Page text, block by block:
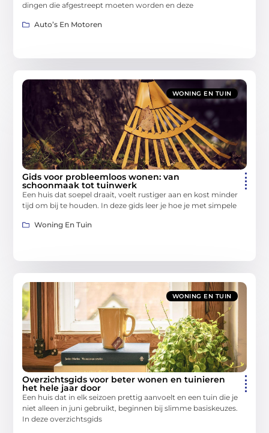
dingen die afgestreept moeten worden en deze
Auto’s En Motoren
WONING EN TUIN
Gids voor probleemloos wonen: van
schoonmaak tot tuinwerk
Een huis dat soepel draait, voelt rustiger aan en kost minder
tijd om bij te houden. In deze gids leer je hoe je met simpele
Woning En Tuin
WONING EN TUIN
Overzichtsgids voor beter wonen en tuinieren
het hele jaar door
Een huis dat in elk seizoen prettig aanvoelt en een tuin die je
niet alleen in juni gebruikt, beginnen bij slimme basiskeuzes.
In deze overzichtsgids